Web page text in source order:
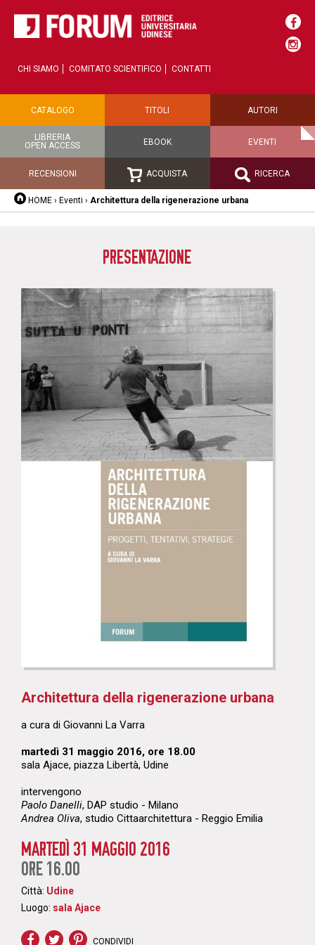
CHI SIAMO COMITATO SCIENTIFICO CONTATTI
CATALOGO TITOLI AUTORI
LIBRERIA
OPEN ACCESS
EBOOK EVENTI
RECENSIONI ACQUISTA RICERCA
HOME › Eventi › Architettura della rigenerazione urbana
PRESENTAZIONE
Architettura della rigenerazione urbana
a cura di Giovanni La Varra
martedì 31 maggio 2016, ore 18.00
sala Ajace, piazza Libertà, Udine
intervengono
Paolo Danelli, DAP studio - Milano
Andrea Oliva, studio Cittaarchitettura - Reggio Emilia
MARTEDÌ 31 MAGGIO 2016
ORE 16.00
Città: Udine
Luogo: sala Ajace
CONDIVIDI